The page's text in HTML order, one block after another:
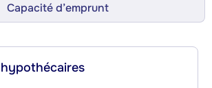
Capacité d’emprunt